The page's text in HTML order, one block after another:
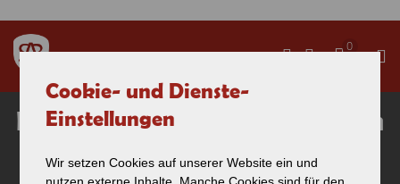
Cookie- und Dienste-
Einstellungen
Wir setzen Cookies auf unserer Website ein und
0
Filmdreh bei der SAB für den
Landkreis Reutlingen